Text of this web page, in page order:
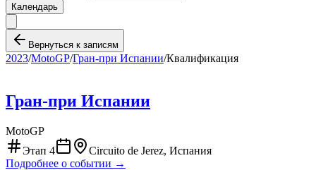
Календарь
Вернуться к записям
2023/MotoGP/Гран-при Испании/Квалификация
Гран-при Испании
MotoGP
Этап 4
Circuito de Jerez, Испания
Подробнее о событии →